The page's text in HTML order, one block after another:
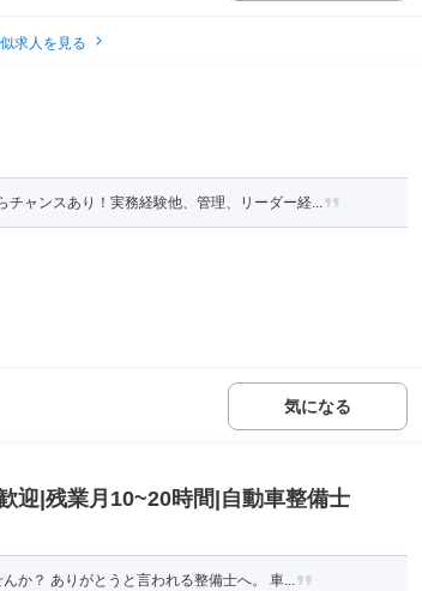
求人を見る
ャンスあり！実務経験他、管理、リーダー経...
気になる
迎|残業月10~20時間|自動車整備士
か？ ありがとうと言われる整備士へ。 車...